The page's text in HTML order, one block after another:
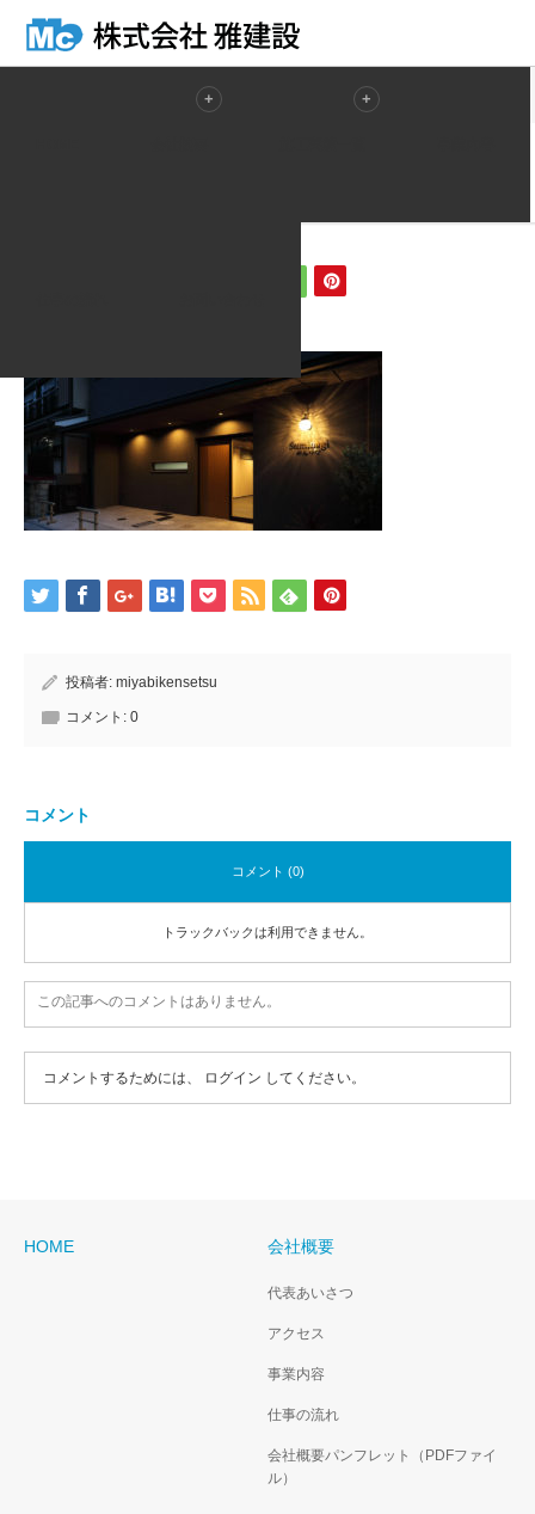
投稿者: miyabikensetsu
コメント: 0
コメント
コメント (0)
トラックバックは利用できません。
この記事へのコメントはありません。
コメントするためには、 ログイン してください。
HOME 会社概要
代表あいさつ
アクセス
事業内容
仕事の流れ
会社概要パンフレット（PDFファイ
ル）